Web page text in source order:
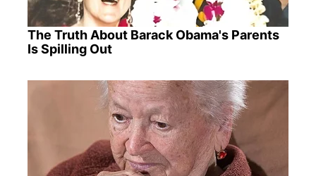
The Truth About Barack Obama's Parents
Is Spilling Out